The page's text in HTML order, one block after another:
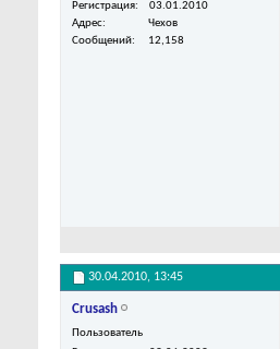
Регистрация
03.01.2010
Адрес
Чехов
Сообщений
12,158
30.04.2010, 13:45
Crusash
Пользователь